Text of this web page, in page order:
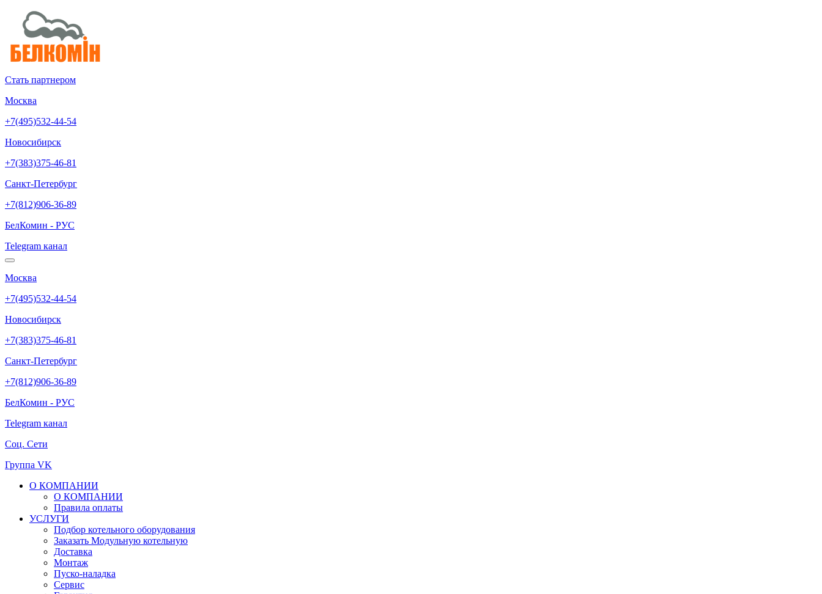
Стать партнером
Москва
+7(495)532-44-54
Новосибирск
+7(383)375-46-81
Санкт-Петербург
+7(812)906-36-89
БелКомин - РУС
Telegram канал
Москва
+7(495)532-44-54
Новосибирск
+7(383)375-46-81
Санкт-Петербург
+7(812)906-36-89
БелКомин - РУС
Telegram канал
Соц. Сети
Группа VK
О КОМПАНИИ
О КОМПАНИИ
Правила оплаты
УСЛУГИ
Подбор котельного оборудования
Заказать Модульную котельную
Доставка
Монтаж
Пуско-наладка
Сервис